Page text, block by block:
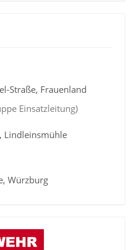
Straße, Frauenland
Einsatzleitung)
Lindleinsmühle
Würzburg